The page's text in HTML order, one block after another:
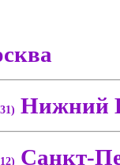
Нижний
Санкт-